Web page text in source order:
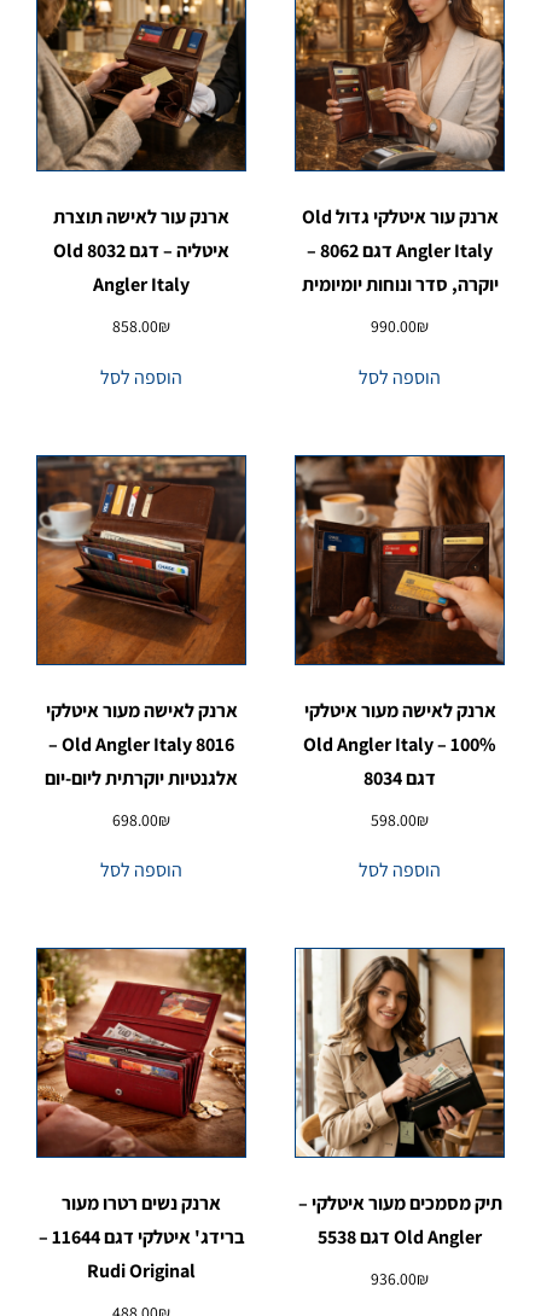
ארנק עור איטלקי גדול Old
Angler Italy דגם 8062 –
יוקרה, סדר ונוחות יומיומית
990.00₪
הוספה לסל
ארנק עור לאישה תוצרת
איטליה – דגם 8032 Old
Angler Italy
858.00₪
הוספה לסל
ארנק לאישה מעור איטלקי
100% – Old Angler Italy
דגם 8034
598.00₪
הוספה לסל
ארנק לאישה מעור איטלקי
8016 Old Angler Italy –
אלגנטיות יוקרתית ליום-יום
698.00₪
הוספה לסל
תיק מסמכים מעור איטלקי –
Old Angler דגם 5538
936.00₪
ארנק נשים רטרו מעור
ברידג' איטלקי דגם 11644 –
Rudi Original